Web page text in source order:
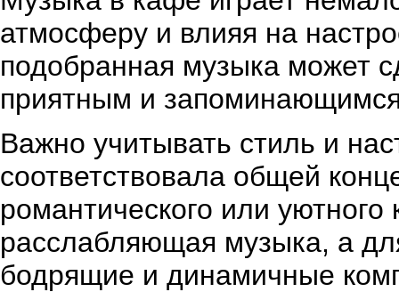
атмосферу и влияя на
подобранная музыка может
приятным и
Важно учитывать стиль и
соответствовала общей
романтического или
расслабляющая музыка, а
бодрящие и динамичные